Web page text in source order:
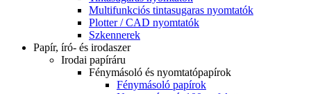
Multifunkciós tintasugaras nyomtatók
Plotter / CAD nyomtatók
Szkennerek
Papír, író- és irodaszer
Irodai papíráru
Fénymásoló és nyomtatópapírok
Fénymásoló papírok